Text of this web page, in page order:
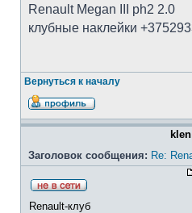
Renault Megan III ph2 2.0
клубные наклейки
Вернуться к началу
klen
Заголовок сообщения: Re:
Renault-клуб